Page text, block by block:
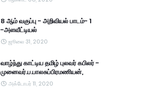
8 ஆம் வகுப்பு - அறிவியல் பாடம்- 1
-அளவீட்டியல்
ஜூலை 31, 2020
வாழ்ந்து காட்டிய தமிழ் புலவர் கபிலர் -
முனைவர்.ப.பாலசுப்பிரமணியன்,
அக்டோபர் 11, 2020